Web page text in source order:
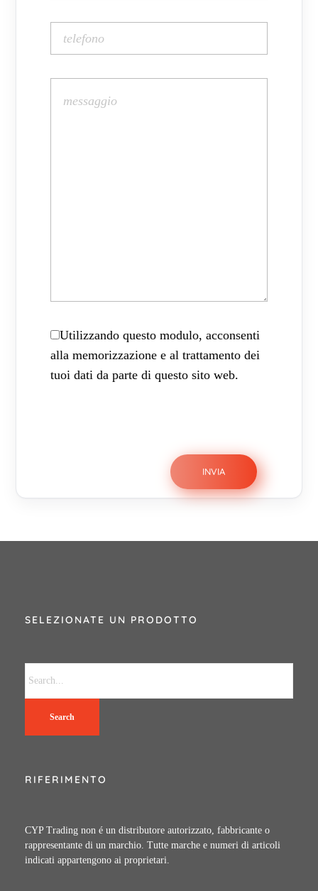
Utilizzando questo modulo, acconsenti
alla memorizzazione e al trattamento dei
tuoi dati da parte di questo sito web.
SELEZIONATE UN PRODOTTO
Search
RIFERIMENTO
CYP Trading non é un distributore autorizzato, fabbricante o
rappresentante di un marchio. Tutte marche e numeri di articoli
indicati appartengono ai proprietari.